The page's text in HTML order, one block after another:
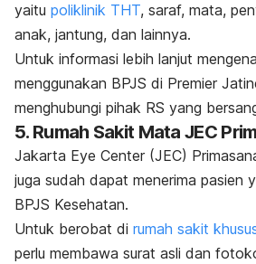
yaitu poliklinik THT, saraf, mata,
anak, jantung, dan lainnya.
Untuk informasi lebih lanjut
menggunakan BPJS di Premier
menghubungi pihak RS yang
5. Rumah Sakit Mata JEC
Jakarta Eye Center (JEC)
juga sudah dapat menerima pasien
BPJS Kesehatan.
Untuk berobat di rumah sakit
perlu membawa surat asli dan